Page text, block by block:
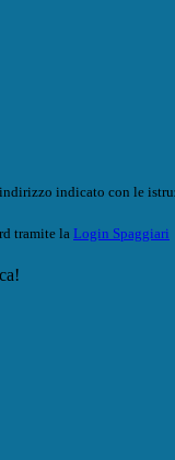
indicato con le
tramite la Login Spaggiari